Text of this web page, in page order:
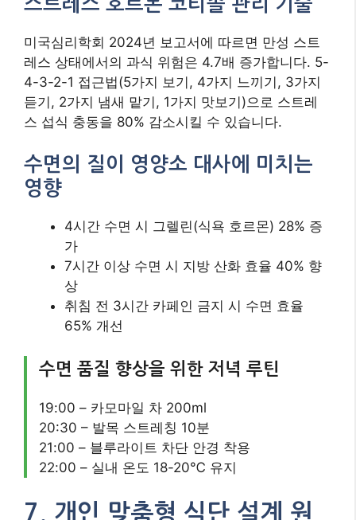
가
7시간 이상 수면 시 지방 산화 효율 40% 향
상
취침 전 3시간 카페인 금지 시 수면 효율
65% 개선
19:00 – 카모마일 차 200ml
20:30 – 발목 스트레칭 10분
21:00 – 블루라이트 차단 안경 착용
22:00 – 실내 온도 18-20℃ 유지
7. 개인 맞춤형 식단 설계 원
유전자 검사를 활용한 영양 전략
에 따르면, FTO 유전자 변이 보유자는 고단백 식단
시 일반인 대비 체중 감량 효과가 3배 높습니다.
Nutrigenomix 검사를 통해 다음의 개인화 정보를
얻을 수 있습니다: